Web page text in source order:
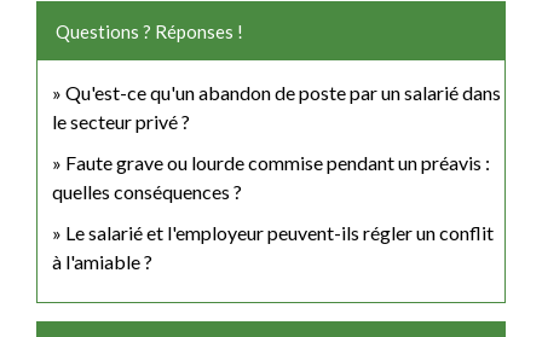
Questions ? Réponses !
Qu'est-ce qu'un abandon de poste par un salarié dans
le secteur privé ?
Faute grave ou lourde commise pendant un préavis :
quelles conséquences ?
Le salarié et l'employeur peuvent-ils régler un conflit
à l'amiable ?